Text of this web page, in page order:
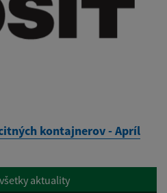
kontajnerov - Apríl
aktuality